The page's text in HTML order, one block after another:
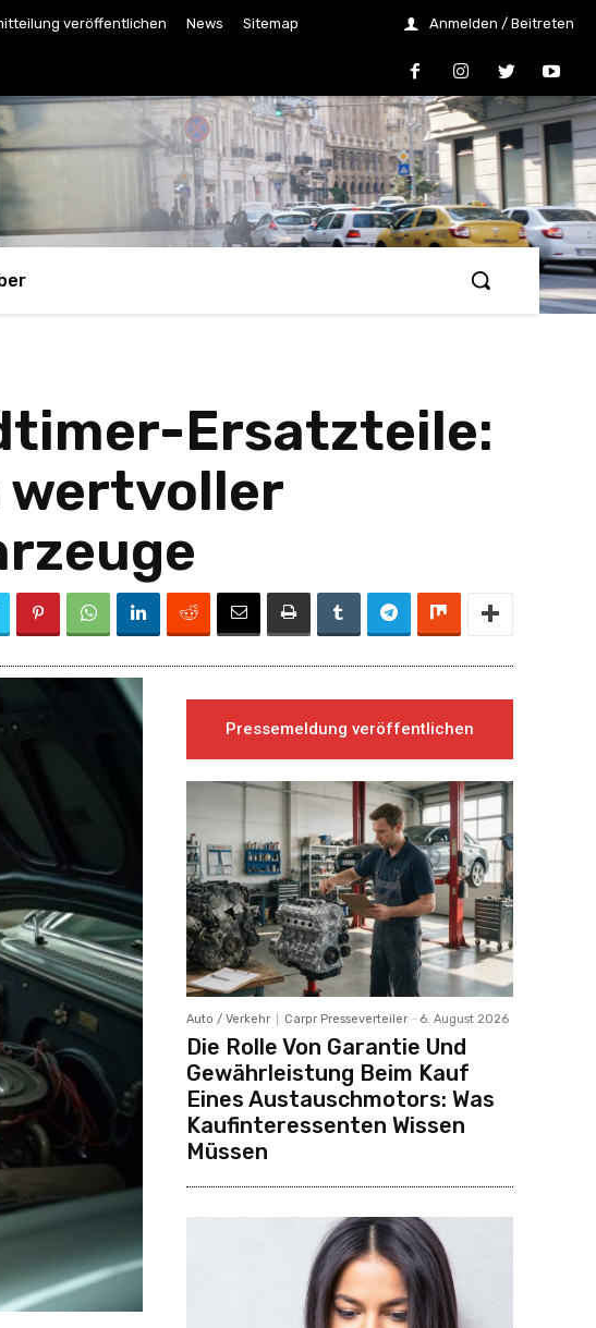
veröffentlichen News Sitemap Anmelden / Beitreten
Ersatzteile:
wertvoller
Pressemeldung veröffentlichen
Auto / Verkehr Carpr Presseverteiler - 6. August 2026
Die Rolle Von Garantie Und
Gewährleistung Beim Kauf
Eines Austauschmotors: Was
Kaufinteressenten Wissen
Müssen